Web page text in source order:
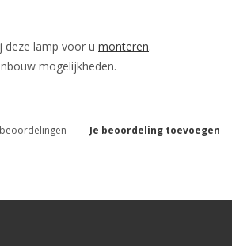
deze lamp voor u monteren.
mogelijkheden.
Je beoordeling toevoegen
beoordelingen